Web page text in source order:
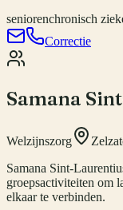
seniorenchronisch
Correctie
Samana
Welzijnszorg
Samana Sint-
groepsactiviteiten om
elkaar te verbinden.